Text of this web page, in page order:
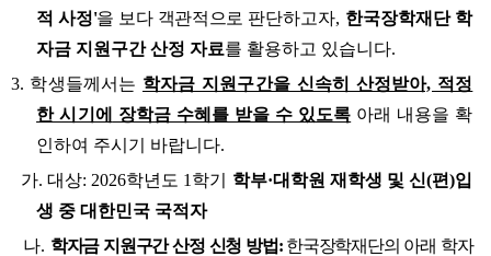
적 사정'을 보다 객관적으로 판단하고자, 한국장학재단 학
자금 지원구간 산정 자료를 활용하고 있습니다.
3. 학생들께서는 학자금 지원구간을 신속히 산정받아, 적정
한 시기에
장학금 수혜를 받을 수 있도록 아래 내용을 확
인하여 주시기 바랍니다.
가. 대상: 2026학년도 1학기 학부·대학원 재학생 및 신(편)입
생 중 대한민국 국적자
나. 학자금 지원구간 산정 신청 방법: 한국장학재단의 아래 학자